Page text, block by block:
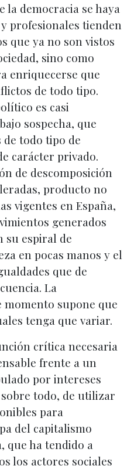
la democracia se haya
profesionales tienden
que ya no son vistos
sino como
enriquecerse que
de todo tipo.
es casi
sospecha, que
todo tipo de
carácter privado.
de descomposición
producto no
vigentes en España,
generados
su espiral de
en pocas manos y el
que de
La
momento supone que
tenga que variar.
crítica necesaria
frente a un
por intereses
todo, de utilizar
para
del capitalismo
que ha tendido a
los actores sociales